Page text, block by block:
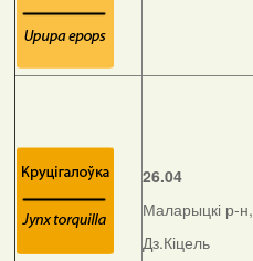
26.04
Маларыцкі р-н,
Дз.Кіцель